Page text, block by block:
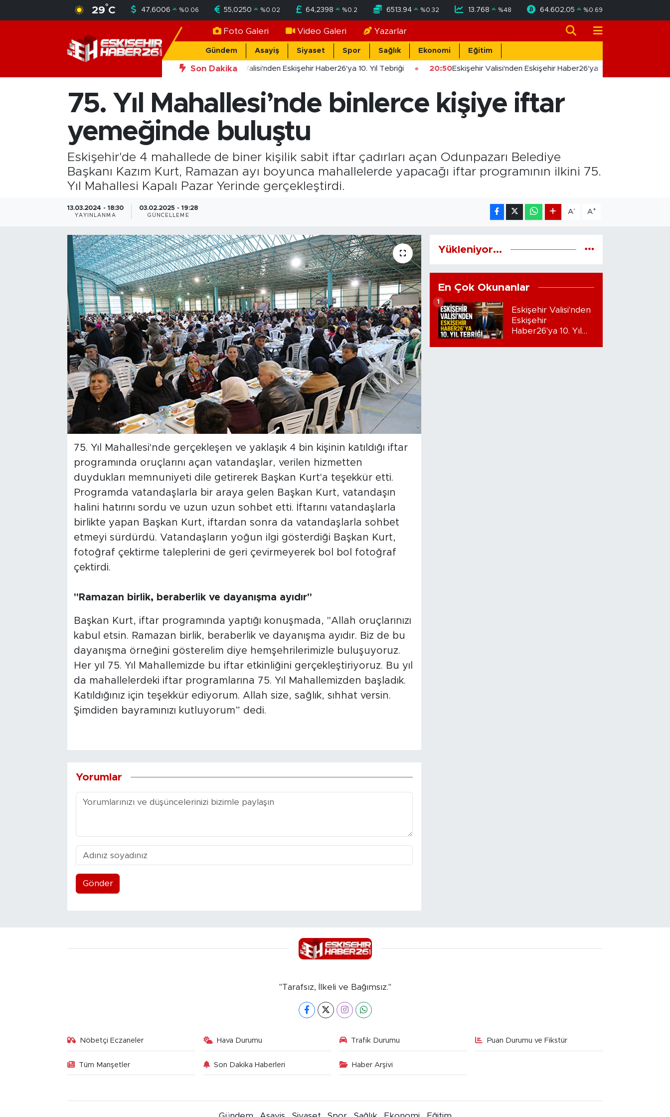
29°C 47,6006 %0.06 55,0250 %0.02 64,2398 %0.2 6513.94 %0.32 13.768 %48 64.602,05 %0.69
Foto Galeri Video Galeri Yazarlar
Gündem Asayiş Siyaset Spor Sağlık Ekonomi Eğitim
Son Dakika
20:50 Eskişehir Valisi'nden Eskişehir Haber26'ya 10. Yıl Tebriği 20:50Eskişehir Valisi'nden Eskişehir Haber26'ya 10. Yıl Tebriği
75. Yıl Mahallesi’nde binlerce kişiye iftar
yemeğinde buluştu
Eskişehir'de 4 mahallede de biner kişilik sabit iftar çadırları açan Odunpazarı Belediye
Başkanı Kazım Kurt, Ramazan ayı boyunca mahallelerde yapacağı iftar programının ilkini 75.
Yıl Mahallesi Kapalı Pazar Yerinde gerçekleştirdi.
13.03.2024 - 18:30
YAYINLANMA
03.02.2025 - 19:28
GÜNCELLEME
A- A+
75. Yıl Mahallesi'nde gerçekleşen ve yaklaşık 4 bin kişinin katıldığı iftar
programında oruçlarını açan vatandaşlar, verilen hizmetten
duydukları memnuniyeti dile getirerek Başkan Kurt'a teşekkür etti.
Programda vatandaşlarla bir araya gelen Başkan Kurt, vatandaşın
halini hatırını sordu ve uzun uzun sohbet etti. İftarını vatandaşlarla
birlikte yapan Başkan Kurt, iftardan sonra da vatandaşlarla sohbet
etmeyi sürdürdü. Vatandaşların yoğun ilgi gösterdiği Başkan Kurt,
fotoğraf çektirme taleplerini de geri çevirmeyerek bol bol fotoğraf
çektirdi.
"Ramazan birlik, beraberlik ve dayanışma ayıdır"
Başkan Kurt, iftar programında yaptığı konuşmada, "Allah oruçlarınızı
kabul etsin. Ramazan birlik, beraberlik ve dayanışma ayıdır. Biz de bu
dayanışma örneğini gösterelim diye hemşehrilerimizle buluşuyoruz.
Her yıl 75. Yıl Mahallemizde bu iftar etkinliğini gerçekleştiriyoruz. Bu yıl
da mahallelerdeki iftar programlarına 75. Yıl Mahallemizden başladık.
Katıldığınız için teşekkür ediyorum. Allah size, sağlık, sıhhat versin.
Şimdiden bayramınızı kutluyorum” dedi.
Yorumlar
Gönder
Yükleniyor...
En Çok Okunanlar
Eskişehir Valisi'nden
Eskişehir
Haber26'ya 10. Yıl
1
"Tarafsız, İlkeli ve Bağımsız."
Nöbetçi Eczaneler Hava Durumu Trafik Durumu Puan Durumu ve Fikstür
Tüm Manşetler Son Dakika Haberleri Haber Arşivi
Nöbetçi Eczaneler
Hava Durumu
Süper Lig Puan Durumu ve Fikstür
Tüm Manşetler
Son Dakika Haberleri
Haber Arşivi